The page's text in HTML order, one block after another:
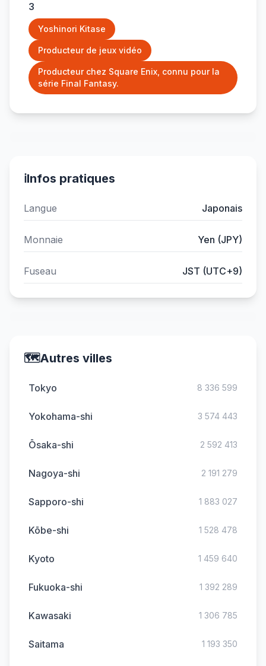
3
Yoshinori Kitase
Producteur de jeux vidéo
Producteur chez Square Enix, connu pour la
série Final Fantasy.
ℹ️Infos pratiques
Langue Japonais
Monnaie Yen (JPY)
Fuseau JST (UTC+9)
🗺️Autres villes
Tokyo 8 336 599
Yokohama-shi 3 574 443
Ōsaka-shi 2 592 413
Nagoya-shi 2 191 279
Sapporo-shi 1 883 027
Kōbe-shi 1 528 478
Kyoto 1 459 640
Fukuoka-shi 1 392 289
Kawasaki 1 306 785
Saitama 1 193 350